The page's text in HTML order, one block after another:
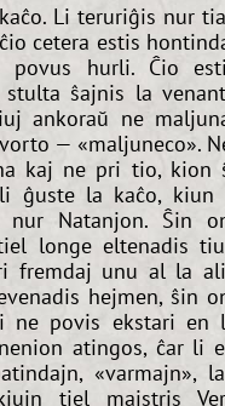
Li teruriĝis nur
cetera estis
hurli. Ĉio
ŝajnis la
ankoraŭ ne
— «maljuneco».
kaj ne pri tio, kion
ĝuste la kaĉo, kiun
nur Natanjon. Ŝin
longe eltenadis
fremdaj unu al la
hejmen, ŝin
ne povis ekstari en
atingos, ĉar li
«varmajn»,
tiel majstris